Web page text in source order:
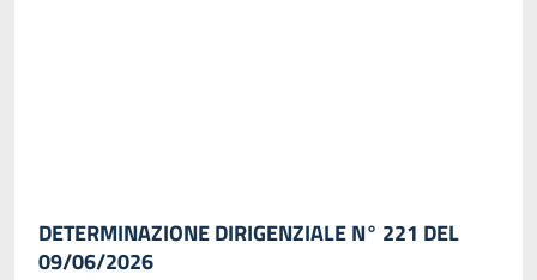
DETERMINAZIONE DIRIGENZIALE N° 221 DEL
09/06/2026